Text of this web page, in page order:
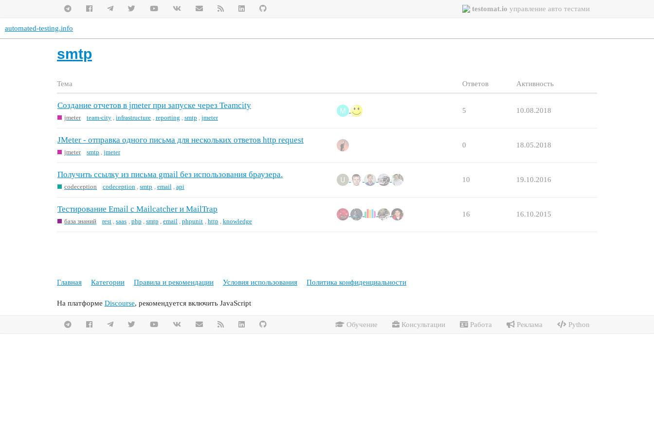
testomat.io управление авто тестами
automated-testing.info
smtp
Тема Ответов Активность
Создание отчетов в jmeter при запуске через Teamcity
jmeter team-city ,infrastructure reporting smtp ,jmeter
5 10.08.2018
JMeter - отправка одного письма для нескольких ответов http request
jmeter smtp ,jmeter
0 18.05.2018
Получить ссылку из письма gmail без использования браузера.
codeception codeception ,smtp email api
10 19.10.2016
Тестирование Email с Mailcatcher и MailTrap
база знаний rest ,saas php smtp ,email ,phpunit http knowledge
16 16.10.2015
Главная Категории Правила и рекомендации Условия использования Политика конфиденциальности
На платформе Discourse, рекомендуется включить JavaScript
Python
Реклама
Работа
Консультации
Обучение